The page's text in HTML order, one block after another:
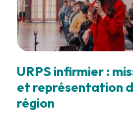
URPS infirmier :
et représentation
région